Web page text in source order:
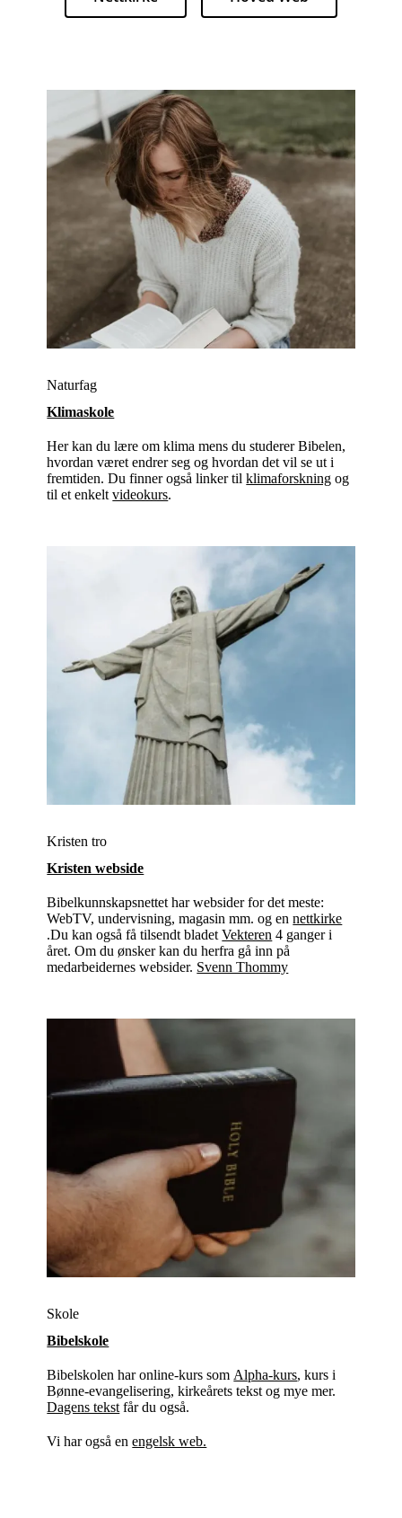
Naturfag
Klimaskole
Her kan du lære om klima mens du studerer Bibelen,
hvordan været endrer seg og hvordan det vil se ut i
fremtiden. Du finner også linker tilklimaforskning og
til et enkeltvideokurs.
Kristen tro
Kristen webside
Bibelkunnskapsnettet har websider for det meste:
WebTV, undervisning, magasin mm. og ennettkirke
.Du kan også få tilsendt bladetVekteren 4 ganger i
året. Om du ønsker kan du herfra gå inn på
medarbeidernes websider. Svenn Thommy
Skole
Bibelskole
Bibelskolen har online-kurs som Alpha-kurs, kurs i
Bønne-evangelisering, kirkeårets tekst og mye mer.
Dagens tekst får du også.
Vi har også enengelsk web.